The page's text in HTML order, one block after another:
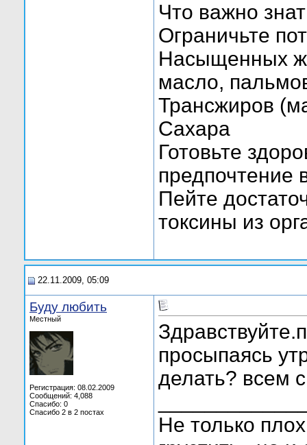
Что важно
Ограничьте
Насыщенных
масло,
Трансжиров
Сахара
Готовьте
предпочтение
Пейте
токсины из
22.11.2009, 05:09
Буду любить
Местный
Регистрация: 08.02.2009
Сообщений: 4,088
Спасибо: 0
Спасибо 2 в 2 постах
просыпаясь
делать? всем
Не только